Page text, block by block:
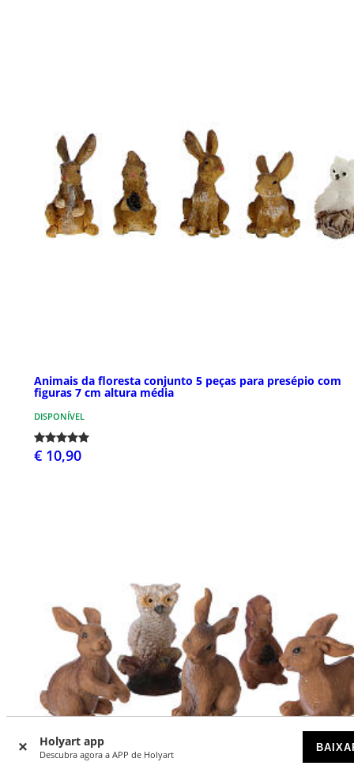
Holyart app
Descubra agora a APP de Holyart
Animais da floresta conjunto 5 peças para presépio com
figuras 7 cm altura média
DISPONÍVEL
€ 10,90